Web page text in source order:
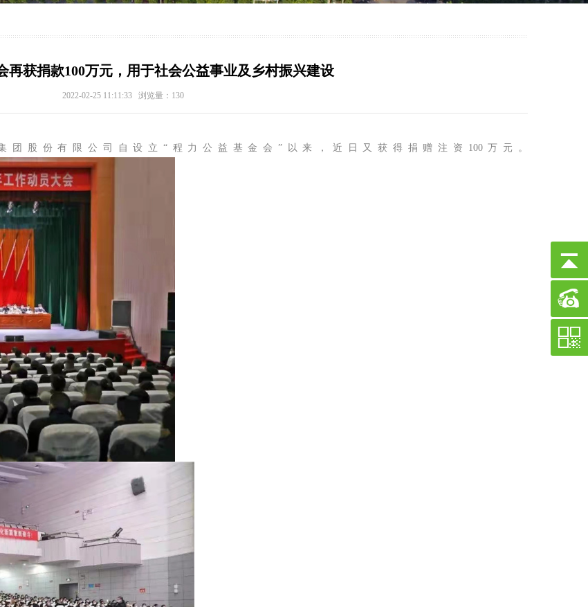
再获捐款100万元，用于社会公益事业及乡村振兴建设
2022-02-25 11:11:33 浏览量： 130
股份有限公司自设立“程力公益基金会”以来，近日又获得捐赠注资100万元。